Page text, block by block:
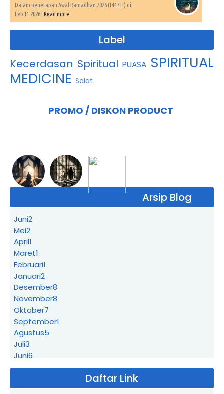
Dalam penetapan Awal Ramadhan 2026 (1447 H) di...
Feb 11 2026 | Read more
Label
Kecerdasan SpiritualPUASA SPIRITUAL
MEDICINE Salat
PROMO / DISKON PRODUCT
Arsip Blog
Juni2
Mei2
April1
Maret1
Februari1
Januari2
Desember8
November8
Oktober7
September1
Agustus5
Juli3
Juni6
Mei4
Maret11
Daftar Link